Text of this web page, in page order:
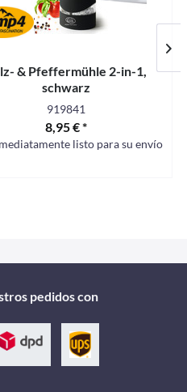
& Pfeffermühle 2-in-1,
schwarz
919841
8,95 € *
listo para su envío
pedidos con